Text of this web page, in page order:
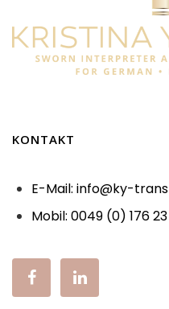
KONTAKT
E-Mail: info@ky-
Mobil: 0049 (0) 176 23